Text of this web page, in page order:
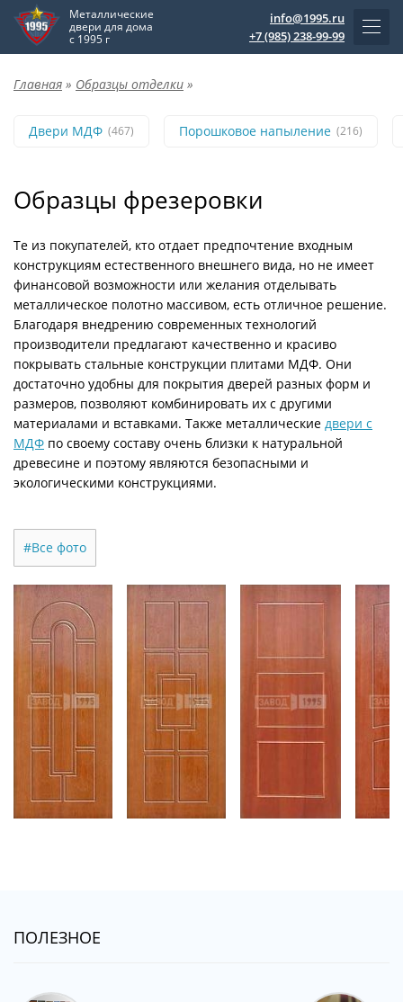
Металлические
двери для дома
с 1995 г
info@1995.ru
+7 (985) 238-99-99
Главная » Образцы отделки »
Двери МДФ (467) Порошковое напыление (216)
Образцы фрезеровки
Те из покупателей, кто отдает предпочтение входным
конструкциям естественного внешнего вида, но не имеет
финансовой возможности или желания отделывать
металлическое полотно массивом, есть отличное решение.
Благодаря внедрению современных технологий
производители предлагают качественно и красиво
покрывать стальные конструкции плитами МДФ. Они
достаточно удобны для покрытия дверей разных форм и
размеров, позволяют комбинировать их с другими
материалами и вставками. Также металлические двери с
МДФ по своему составу очень близки к натуральной
древесине и поэтому являются безопасными и
экологическими конструкциями.
#Все фото
ПОЛЕЗНОЕ